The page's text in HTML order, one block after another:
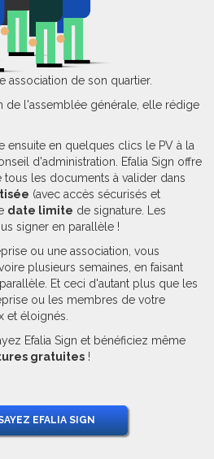
association de son quartier.
de l'assemblée générale, elle rédige
ensuite en quelques clics le PV à la
d'administration. Efalia Sign offre
tous les documents à valider dans
(avec accès sécurisés et
date limite de signature. Les
signer en parallèle !
ou une association, vous
plusieurs semaines, en faisant
Et ceci d'autant plus que les
ou les membres de votre
et éloignés.
Efalia Sign et bénéficiez même
gratuites !
EFALIA SIGN